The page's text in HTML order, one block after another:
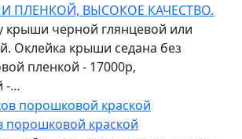
ПЛЕНКОЙ, ВЫСОКОЕ КАЧЕСТВО.
крыши черной глянцевой или
Оклейка крыши седана без
пленкой - 17000р,
-…
порошковой краской